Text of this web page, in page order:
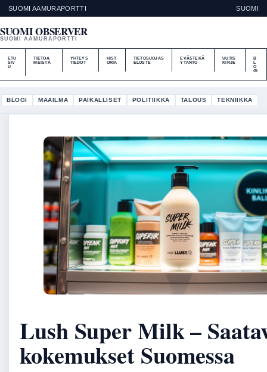
SUOMI AAMURAPORTTI SUOMI
SUOMI OBSERVER
SUOMI AAMURAPORTTI
ETU
SIV
U
TIETOA
MEISTÄ
YHTEYS
TIEDOT
HIST
ORIA
TIETOSUOJAS
ELOSTE
EVÄSTEKÄ
YTÄNTÖ
UUTIS
KIRJE
B
O
GI
BLOGI MAAILMA PAIKALLISET POLITIIKKA TALOUS TEKNIIKKA
Lush Super Milk –
kokemukset Suomessa